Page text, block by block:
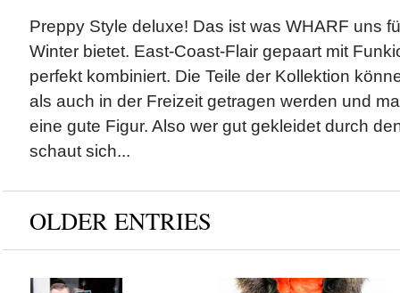
Preppy Style deluxe! Das ist was WHARF uns
Winter bietet. East-Coast-Flair gepaart mit
perfekt kombiniert. Die Teile der Kollektion
als auch in der Freizeit getragen werden und
eine gute Figur. Also wer gut gekleidet durch
schaut sich...
OLDER ENTRIES